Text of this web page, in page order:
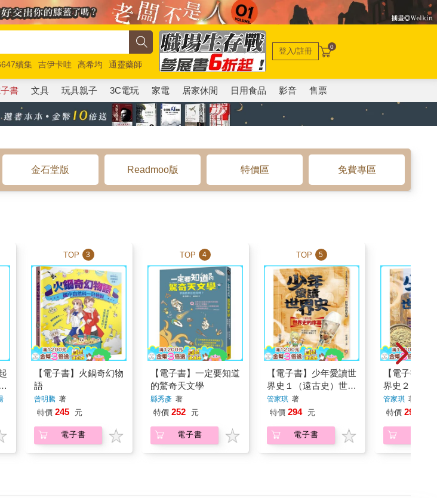
續集 吉伊卡哇 高希均
通靈藥師
動員5 超慢跑
登入/註冊 0
書 文具 玩具親子 3C電玩 家電 居家休閒 日用食品 影音 售票
金石堂版 Readmoo版 特價區 免費專區
TOP 3
【電子書】火鍋奇幻物
語
曾明騰 著
特價 245 元
電子書
TOP 4
【電子書】一定要知道
的驚奇天文學
縣秀彥著
特價 252 元
電子書
TOP 5
【電子書】少年愛讀世
界史１（遠古史）世界
史的序幕
管家琪著
特價 294 元
電子書
【電子書】
界史２（上
歷山大大帝
管家琪著
特價 294